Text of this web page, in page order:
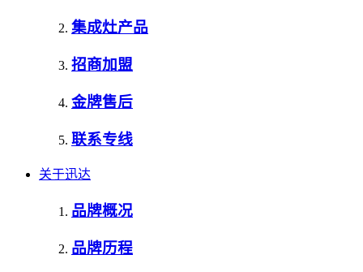
集成灶产品
招商加盟
金牌售后
联系专线
关于迅达
品牌概况
品牌历程